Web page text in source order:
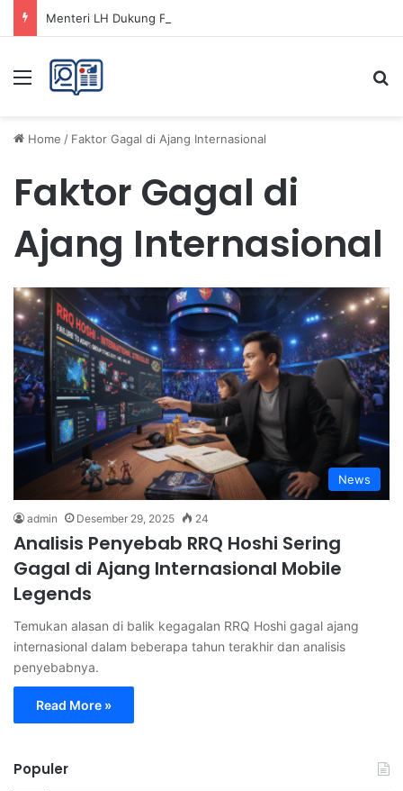
Menu
Home / Faktor Gagal di Ajang Internasional
Faktor Gagal di
Ajang Internasional
News
admin Desember 29, 2025 24
Analisis Penyebab RRQ Hoshi Sering
Gagal di Ajang Internasional Mobile
Legends
Temukan alasan di balik kegagalan RRQ Hoshi gagal ajang
internasional dalam beberapa tahun terakhir dan analisis
penyebabnya.
Read More »
Populer